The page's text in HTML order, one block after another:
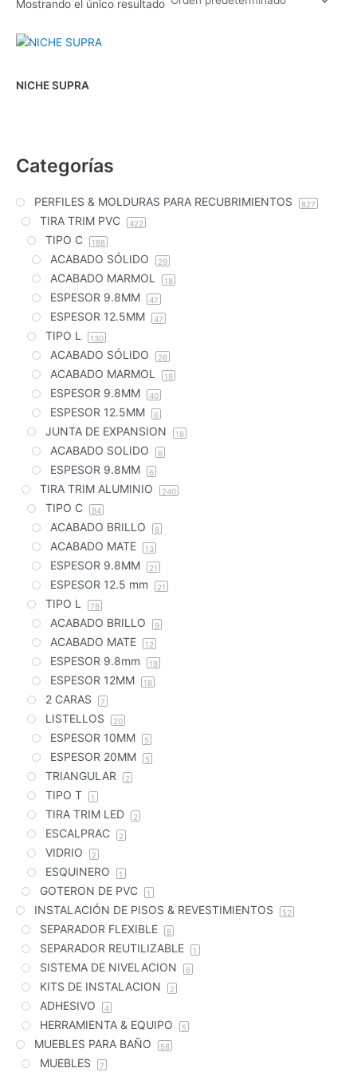
Categorías
PERFILES & MOLDURAS PARA RECUBRIMIENTOS 827
TIRA TRIM PVC 422
TIPO C 188
ACABADO SÓLIDO 29
ACABADO MARMOL 18
ESPESOR 9.8MM 47
ESPESOR 12.5MM 47
TIPO L 130
ACABADO SÓLIDO 26
ACABADO MARMOL 18
ESPESOR 9.8MM 40
ESPESOR 12.5MM 6
JUNTA DE EXPANSION 18
ACABADO SOLIDO 6
ESPESOR 9.8MM 6
TIRA TRIM ALUMINIO 240
TIPO C 84
ACABADO BRILLO 8
ACABADO MATE 13
ESPESOR 9.8MM 21
ESPESOR 12.5 mm 21
TIPO L 78
ACABADO BRILLO 9
ACABADO MATE 12
ESPESOR 9.8mm 18
ESPESOR 12MM 18
2 CARAS 7
LISTELLOS 20
ESPESOR 10MM 5
ESPESOR 20MM 5
TRIANGULAR 2
TIPO T 1
TIRA TRIM LED 2
ESCALPRAC 2
VIDRIO 2
ESQUINERO 1
GOTERON DE PVC 1
INSTALACIÓN DE PISOS & REVESTIMIENTOS 52
SEPARADOR FLEXIBLE 8
SEPARADOR REUTILIZABLE 1
SISTEMA DE NIVELACION 6
KITS DE INSTALACION 2
ADHESIVO 4
HERRAMIENTA & EQUIPO 5
MUEBLES PARA BAÑO 58
MUEBLES 7
Mostrando el único resultado
NICHE SUPRA